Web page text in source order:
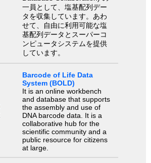
一員として、塩基配列デー
タを収集しています。あわ
せて、自由に利用可能な塩
基配列データとスーパーコ
ンピュータシステムを提供
しています。
Barcode of Life Data
System (BOLD)
It is an online workbench
and database that supports
the assembly and use of
DNA barcode data. It is a
collaborative hub for the
scientific community and a
public resource for citizens
at large.